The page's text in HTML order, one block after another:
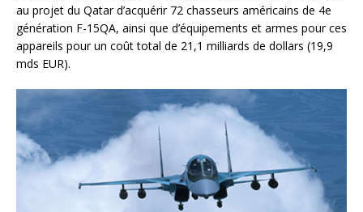
au projet du Qatar d’acquérir 72 chasseurs américains de 4e
génération F-15QA, ainsi que d’équipements et armes pour ces
appareils pour un coût total de 21,1 milliards de dollars (19,9
mds EUR).